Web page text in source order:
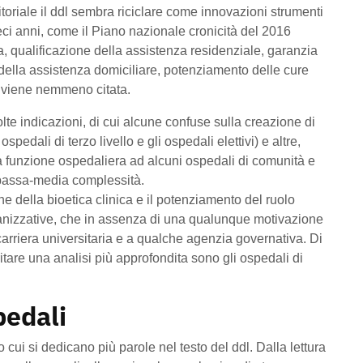
il ddl sembra riciclare come innovazioni strumenti
anni, come il Piano nazionale cronicità del 2016
qualificazione della assistenza residenziale, garanzia
assistenza domiciliare, potenziamento delle cure
nemmeno citata.
indicazioni, di cui alcune confuse sulla creazione di
di terzo livello e gli ospedali elettivi) e altre,
ospedaliera ad alcuni ospedali di comunità e
media complessità.
della bioetica clinica e il potenziamento del ruolo
che in assenza di una qualunque motivazione
universitaria e a qualche agenzia governativa. Di
una analisi più approfondita sono gli ospedali di
si dedicano più parole nel testo del ddl. Dalla lettura